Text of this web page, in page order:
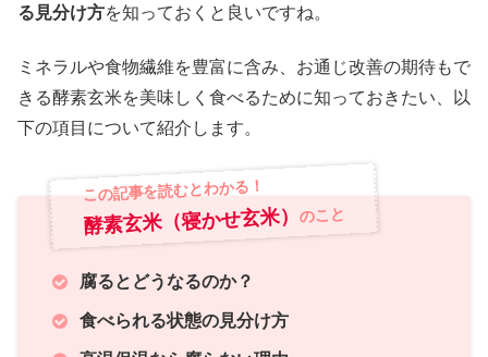
る見分け方を知っておくと良いですね。
ミネラルや食物繊維を豊富に含み、お通じ改善の期待もで
きる酵素玄米を美味しく食べるために知っておきたい、以
下の項目について紹介します。
この記事を読むとわかる！
酵素玄米（寝かせ玄米）のこと
腐るとどうなるのか？
食べられる状態の見分け方